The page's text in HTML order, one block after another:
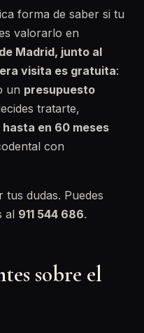
forma de saber si tu
valorarlo en
Madrid, junto al
visita es gratuita:
un presupuesto
tratarte,
en 60 meses
con
tus dudas. Puedes
al 911 544 686.
sobre el